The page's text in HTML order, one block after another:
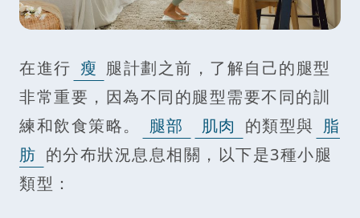
在進行 瘦 腿計劃之前，了解自己的腿型
非常重要，因為不同的腿型需要不同的訓
練和飲食策略。
腿部 肌肉 的類型與 脂
肪 的分布狀況息息相關，以下是3種小腿
類型：